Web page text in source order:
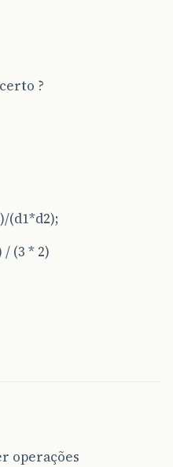
?
(d1*d2);
/ (3 * 2)
operações